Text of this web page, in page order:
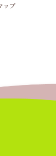
ップ